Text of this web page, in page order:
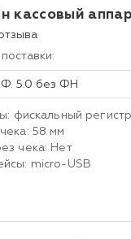
кассовый
5.0 без ФН
фискальный
58 мм
чека: Нет
micro-USB